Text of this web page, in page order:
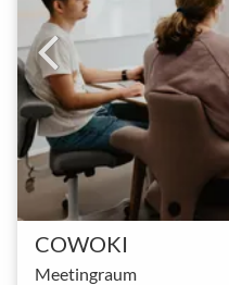
COWOKI
Meetingraum